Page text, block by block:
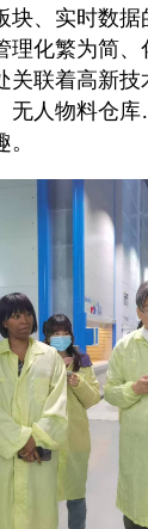
块、实时数据
理化繁为简
关联着高新
无人物料仓